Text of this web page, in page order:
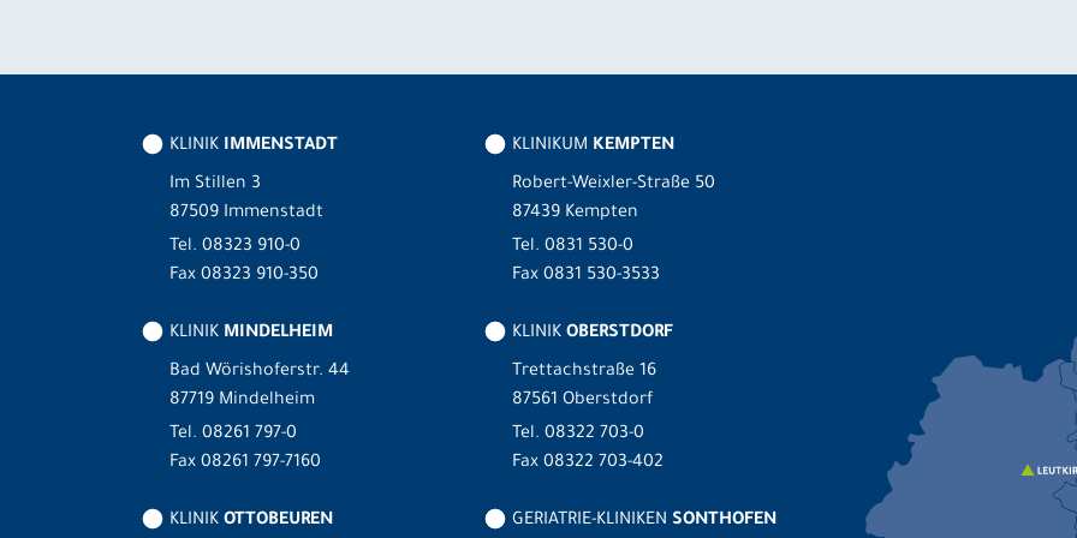
KLINIK IMMENSTADT
Im Stillen 3
87509 Immenstadt
Tel. 08323 910-0
Fax 08323 910-350
KLINIK MINDELHEIM
Bad Wörishoferstr. 44
87719 Mindelheim
Tel. 08261 797-0
Fax 08261 797-7160
KLINIK OTTOBEUREN
KLINIKUM KEMPTEN
Robert-Weixler-Straße 50
87439 Kempten
Tel. 0831 530-0
Fax 0831 530-3533
KLINIK OBERSTDORF
Trettachstraße 16
87561 Oberstdorf
Tel. 08322 703-0
Fax 08322 703-402
GERIATRIE-KLINIKEN SONTHOFEN